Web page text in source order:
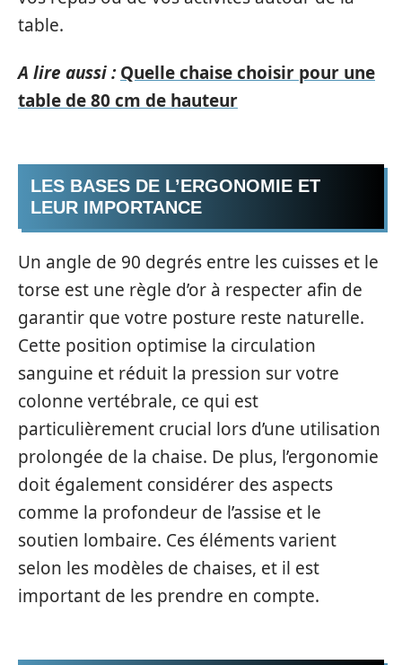
table.
A lire aussi : Quelle chaise choisir pour une
table de 80 cm de hauteur
LES BASES DE L’ERGONOMIE ET
LEUR IMPORTANCE
Un angle de 90 degrés entre les cuisses et le
torse est une règle d’or à respecter afin de
garantir que votre posture reste naturelle.
Cette position optimise la circulation
sanguine et réduit la pression sur votre
colonne vertébrale, ce qui est
particulièrement crucial lors d’une utilisation
prolongée de la chaise. De plus, l’ergonomie
doit également considérer des aspects
comme la profondeur de l’assise et le
soutien lombaire. Ces éléments varient
selon les modèles de chaises, et il est
important de les prendre en compte.